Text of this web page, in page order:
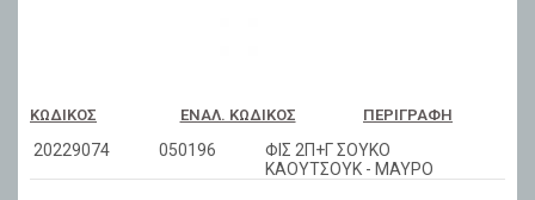
ΚΩΔΙΚΌΣ ΕΝΑΛ. ΚΩΔΙΚΌΣ ΠΕΡΙΓΡΑΦΉ
20229074 050196
ΦΙΣ 2Π+Γ ΣΟΥΚΟ
ΚΑΟΥΤΣΟΥΚ - ΜΑΥΡΟ